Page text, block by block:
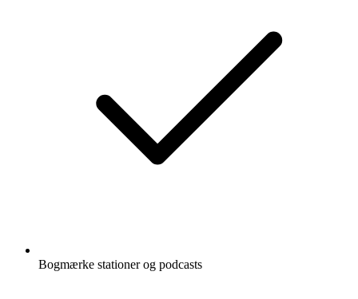
Bogmærke stationer og podcasts